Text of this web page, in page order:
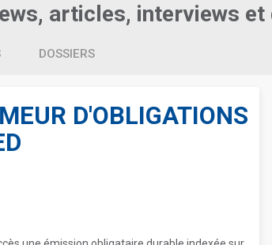
articles, interviews
DOSSIERS
D'OBLIGATIONS